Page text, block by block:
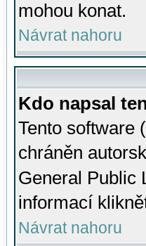
mohou konat.
Návrat nahoru
Kdo napsal
Tento software
chráněn
General Public
informací
Návrat nahoru